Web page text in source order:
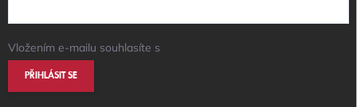
Vložením e-mailu souhlasíte s
PŘIHLÁSIT SE